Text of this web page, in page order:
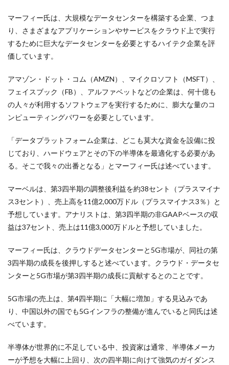
マーフィー氏は、大規模なデータセンターを構築する企業、つま
り、さまざまなアプリケーションやサービスをクラウド上で実行
するために巨大なデータセンターを必要とするハイテク企業を評
価しています。
アマゾン・ドット・コム（AMZN）、マイクロソフト（MSFT）、
フェイスブック（FB）、アルファベットなどの企業は、何十億も
の人々が利用するソフトウェアを実行するために、膨大な量のコ
ンピューティングパワーを必要としています。
「データプラットフォーム企業は、どこも莫大な資金を設備に投
じており、ハードウェアとその下の半導体を最適化する必要があ
る。そこで我々の出番となる」とマーフィー氏は述べています。
マーベルは、第3四半期の調整後利益を約38セント（プラスマイナ
ス3セント）、売上高を11億2,000万ドル（プラスマイナス3％）と
予想しています。アナリストは、第3四半期の非GAAPベースの収
益は37セント、売上は11億3,000万ドルと予想していました。
マーフィー氏は、クラウドデータセンターと5G市場が、同社の第
3四半期の成長を後押しすると述べています。クラウド・データセ
ンターと5G市場が第3四半期の成長に貢献するとのことです。
5G市場の売上は、第4四半期に「大幅に増加」する見込みであ
り、中国以外の国でも5Gインフラの整備が進んでいると同氏は述
べています。
半導体が世界的に不足している中、投資家は通常、半導体メーカ
ーが予想を大幅に上回り、次の四半期に向けて強気のガイダンス